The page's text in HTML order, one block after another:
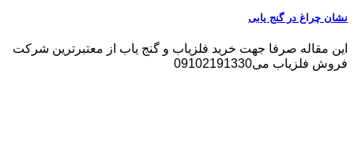
نشان چراغ در گنج یابی
این مقاله صرفا جهت خرید فلزیاب و گنج یاب از معتبرترین شرکت
فروش فلزیاب می09102191330